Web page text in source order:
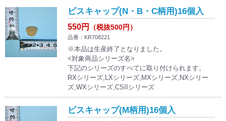
ビスキャップ(N・B・C柄用)16個入
550円 （税抜500円）
品番：KR708221
※本品は生産終了となりました。
<対象商品シリーズ名>
下記のシリーズのすべてに取り付けられます。
RXシリーズ,LXシリーズ,MXシリーズ,NXシリー
ズ,WXシリーズ,CSIIシリーズ
ビスキャップ(M柄用)16個入